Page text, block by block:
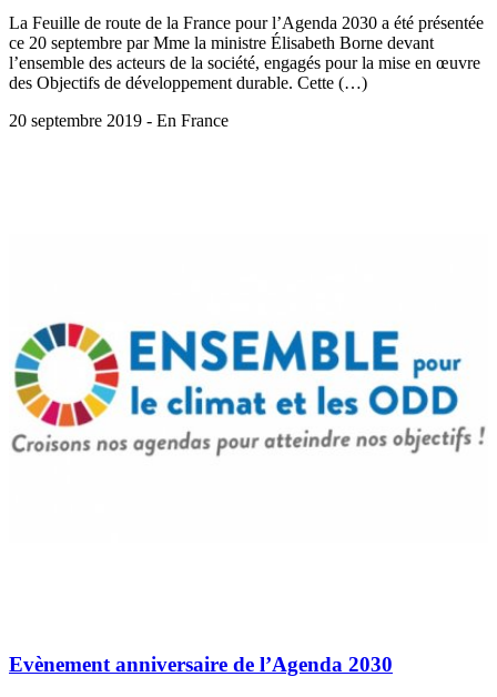
La Feuille de route de la France pour l’Agenda 2030 a été présentée
ce 20 septembre par Mme la ministre Élisabeth Borne devant
l’ensemble des acteurs de la société, engagés pour la mise en œuvre
des Objectifs de développement durable. Cette (…)
20 septembre 2019 - En France
Evènement anniversaire de l’Agenda 2030